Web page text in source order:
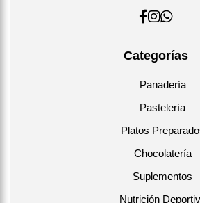
Categorías
Panadería
Pastelería
Platos
Chocolatería
Suplementos
Nutrición